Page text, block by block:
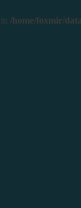
/home/foxmir/